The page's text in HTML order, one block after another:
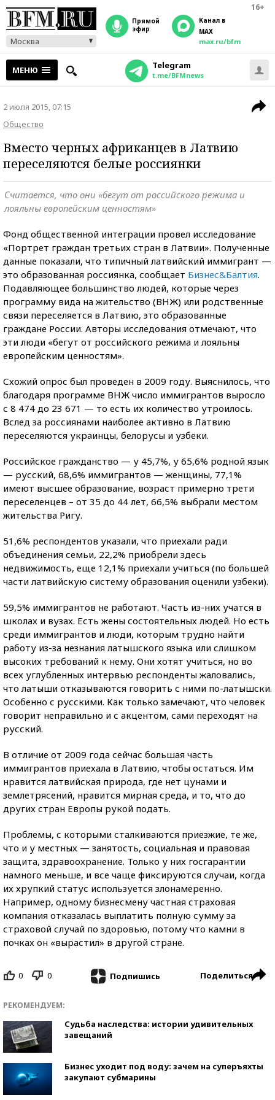
16+
Москва
прямой
эфир
Канал в
MAX
max.ru/bfm
МЕНЮ Telegram
t.me/BFMnews
2 июля 2015, 07:15
Общество
Вместо черных африканцев в Латвию
переселяются белые россиянки
Считается, что они «бегут от российского режима и
лояльны европейским ценностям»
Фонд общественной интеграции провел исследование
«Портрет граждан третьих стран в Латвии». Полученные
данные показали, что типичный латвийский иммигрант —
это образованная россиянка, сообщает Бизнес&Балтия.
Подавляющее большинство людей, которые через
программу вида на жительство (ВНЖ) или родственные
связи переселяется в Латвию, это образованные
граждане России. Авторы исследования отмечают, что
эти люди «бегут от российского режима и лояльны
европейским ценностям».
Схожий опрос был проведен в 2009 году. Выяснилось, что
благодаря программе ВНЖ число иммигрантов выросло
с 8 474 до 23 671 — то есть их количество утроилось.
Вслед за россиянами наиболее активно в Латвию
переселяются украинцы, белорусы и узбеки.
Российское гражданство — у 45,7%, у 65,6% родной язык
— русский, 68,6% иммигрантов — женщины, 77,1%
имеют высшее образование, возраст примерно трети
переселенцев – от 35 до 44 лет, 66,5% выбрали местом
жительства Ригу.
51,6% респондентов указали, что приехали ради
объединения семьи, 22,2% приобрели здесь
недвижимость, еще 12,1% приехали учиться (по большей
части латвийскую систему образования оценили узбеки).
59,5% иммигрантов не работают. Часть из-них учатся в
школах и вузах. Есть жены состоятельных людей. Но есть
среди иммигрантов и люди, которым трудно найти
работу из-за незнания латышского языка или слишком
высоких требований к нему. Они хотят учиться, но во
всех углубленных интервью респонденты жаловались,
что латыши отказываются говорить с ними по-латышски.
Особенно с русскими. Как только замечают, что человек
говорит неправильно и с акцентом, сами переходят на
русский.
В отличие от 2009 года сейчас большая часть
иммигрантов приехала в Латвию, чтобы остаться. Им
нравится латвийская природа, где нет цунами и
землетрясений, нравится мирная среда, и то, что до
других стран Европы рукой подать.
Проблемы, с которыми сталкиваются приезжие, те же,
что и у местных — занятость, социальная и правовая
защита, здравоохранение. Только у них госгарантии
намного меньше, и все чаще фиксируются случаи, когда
их хрупкий статус используется злонамеренно.
Например, одному бизнесмену частная страховая
компания отказалась выплатить полную сумму за
страховой случай по здоровью, потому что камни в
почках он «вырастил» в другой стране.
0 0 Подпишись Поделиться
РЕКОМЕНДУЕМ:
Судьба наследства: истории удивительных
завещаний
Бизнес уходит под воду: зачем на суперъяхты
закупают субмарины